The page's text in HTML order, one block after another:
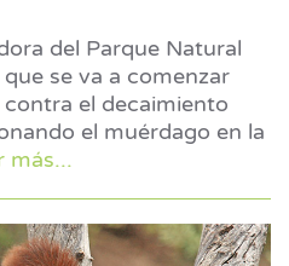
del Parque Natural
se va a comenzar
el decaimiento
el muérdago en la
más...